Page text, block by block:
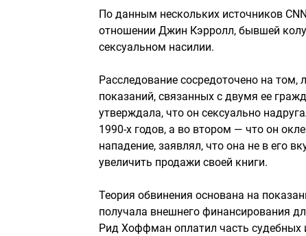
По данным нескольких источников
отношении Джин Кэрролл, бывшей
сексуальном насилии.
Расследование сосредоточено на
показаний, связанных с двумя ее
утверждала, что он сексуально
1990-х годов, а во втором — что он
нападение, заявлял, что она не в его
увеличить продажи своей книги.
Теория обвинения основана на
получала внешнего финансирования
Рид Хоффман оплатил часть судебных